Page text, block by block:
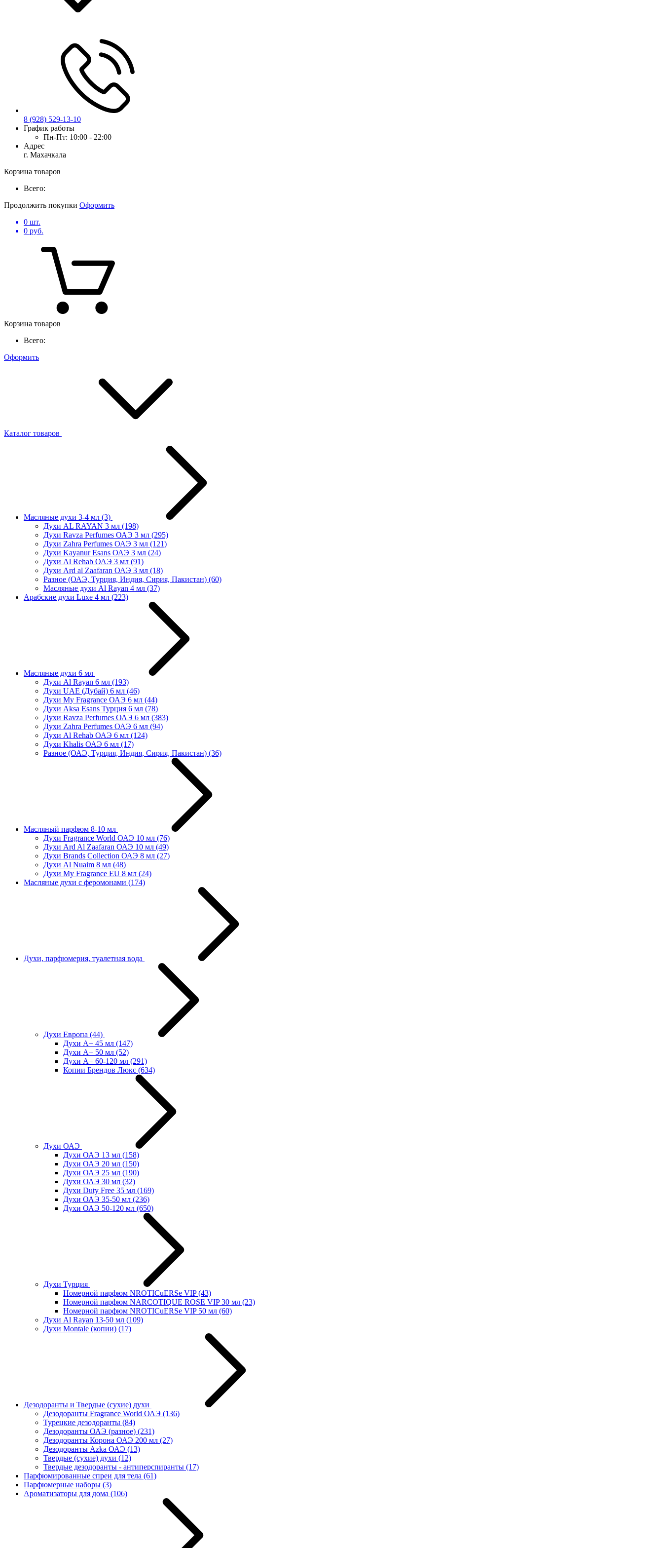
8 (928) 529-13-10
График работы
Пн-Пт: 10:00 - 22:00
Адрес
г. Махачкала
Корзина товаров
Всего:
Продолжить покупки Оформить
0 шт.
0 руб.
Корзина товаров
Всего:
Оформить
Каталог товаров
Масляные духи 3-4 мл (3)
Духи AL RAYAN 3 мл (198)
Духи Ravza Perfumes ОАЭ 3 мл (295)
Духи Zahra Perfumes ОАЭ 3 мл (121)
Духи Kayanur Esans ОАЭ 3 мл (24)
Духи Al Rehab ОАЭ 3 мл (91)
Духи Ard al Zaafaran ОАЭ 3 мл (18)
Разное (ОАЭ, Турция, Индия, Сирия, Пакистан) (60)
Масляные духи Al Rayan 4 мл (37)
Арабские духи Luxe 4 мл (223)
Масляные духи 6 мл
Духи Al Rayan 6 мл (193)
Духи UAE (Дубай) 6 мл (46)
Духи My Fragrance ОАЭ 6 мл (44)
Духи Aksa Esans Турция 6 мл (78)
Духи Ravza Perfumes ОАЭ 6 мл (383)
Духи Zahra Perfumes ОАЭ 6 мл (94)
Духи Al Rehab ОАЭ 6 мл (124)
Духи Khalis ОАЭ 6 мл (17)
Разное (ОАЭ, Турция, Индия, Сирия, Пакистан) (36)
Масляный парфюм 8-10 мл
Духи Fragrance World ОАЭ 10 мл (76)
Духи Ard Al Zaafaran ОАЭ 10 мл (49)
Духи Brands Collection ОАЭ 8 мл (27)
Духи Al Nuaim 8 мл (48)
Духи My Fragrance EU 8 мл (24)
Масляные духи с феромонами (174)
Духи, парфюмерия, туалетная вода
Духи Европа (44)
Духи А+ 45 мл (147)
Духи А+ 50 мл (52)
Духи А+ 60-120 мл (291)
Копии Брендов Люкс (634)
Духи ОАЭ
Духи ОАЭ 13 мл (158)
Духи ОАЭ 20 мл (150)
Духи ОАЭ 25 мл (190)
Духи ОАЭ 30 мл (32)
Духи Duty Free 35 мл (169)
Духи ОАЭ 35-50 мл (236)
Духи ОАЭ 50-120 мл (650)
Духи Турция
Номерной парфюм NROTICuERSe VIP(43)
Номерной парфюм NARCOTIQUE ROSE VIP 30 мл (23)
Номерной парфюм NROTICuERSe VIP 50 мл (60)
Духи Al Rayan 13-50 мл (109)
Духи Montale (копии) (17)
Дезодоранты и Твердые (сухие) духи
Дезодоранты Fragrance World ОАЭ (136)
Турецкие дезодоранты (84)
Дезодоранты ОАЭ (разное) (231)
Дезодоранты Корона ОАЭ 200 мл (27)
Дезодоранты Azka ОАЭ (13)
Твердые (сухие) духи (12)
Твердые дезодоранты - антиперспиранты (17)
Парфюмированные спреи для тела (61)
Парфюмерные наборы (3)
Ароматизаторы для дома (106)